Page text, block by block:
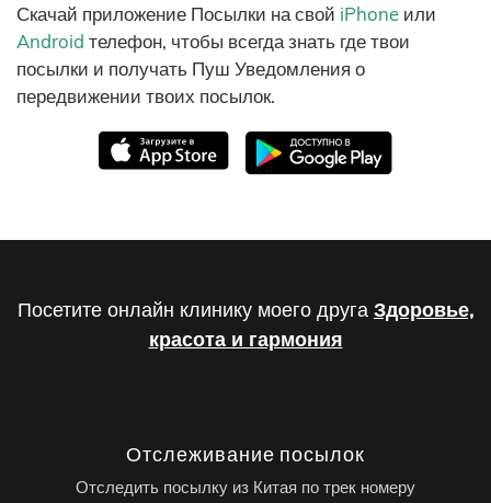
Скачай приложение Посылки на свой iPhone или
Android телефон, чтобы всегда знать где твои
посылки и получать Пуш Уведомления о
передвижении твоих посылок.
Посетите онлайн клинику моего друга Здоровье,
красота и гармония
Отслеживание посылок
Отследить посылку из Китая по трек номеру